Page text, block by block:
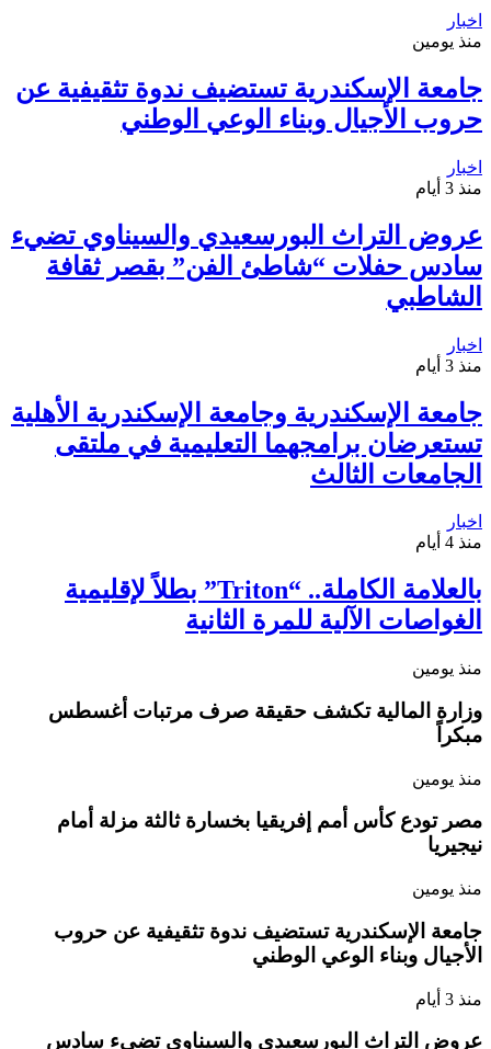
اخبار
منذ يومين
جامعة الإسكندرية تستضيف ندوة تثقيفية عن
حروب الأجيال وبناء الوعي الوطني
اخبار
منذ 3 أيام
عروض التراث البورسعيدي والسيناوي تضيء
سادس حفلات “شاطئ الفن” بقصر ثقافة
الشاطبي
اخبار
منذ 3 أيام
جامعة الإسكندرية وجامعة الإسكندرية الأهلية
تستعرضان برامجهما التعليمية في ملتقى
الجامعات الثالث
اخبار
منذ 4 أيام
بالعلامة الكاملة.. “Triton” بطلاً لإقليمية
الغواصات الآلية للمرة الثانية
منذ يومين
وزارة المالية تكشف حقيقة صرف مرتبات أغسطس
مبكراً
منذ يومين
مصر تودع كأس أمم إفريقيا بخسارة ثالثة مزلة أمام
نيجيريا
منذ يومين
جامعة الإسكندرية تستضيف ندوة تثقيفية عن حروب
الأجيال وبناء الوعي الوطني
منذ 3 أيام
عروض التراث البورسعيدي والسيناوي تضيء سادس